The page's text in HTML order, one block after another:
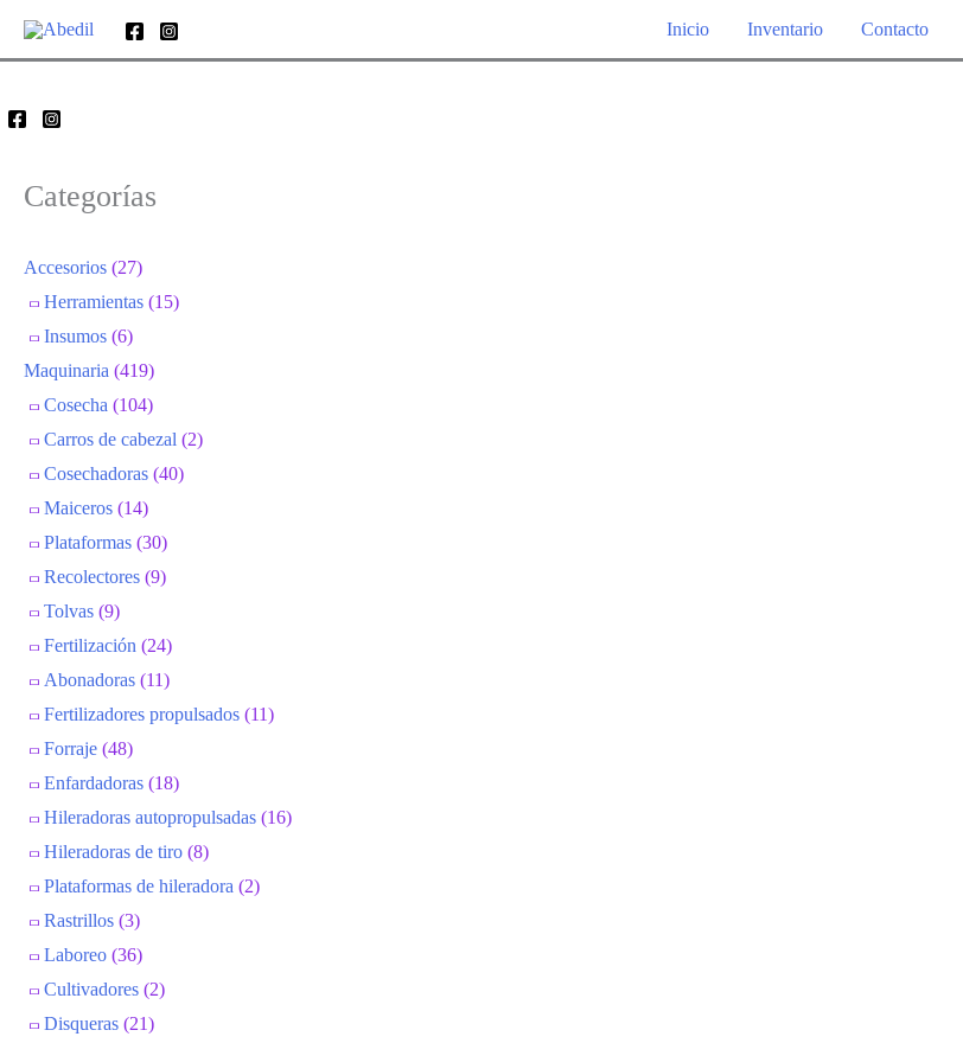
Inicio Inventario Contacto
Categorías
Accesorios (27)
Herramientas (15)
Insumos (6)
Maquinaria (419)
Cosecha (104)
Carros de cabezal (2)
Cosechadoras (40)
Maiceros (14)
Plataformas (30)
Recolectores (9)
Tolvas (9)
Fertilización (24)
Abonadoras (11)
Fertilizadores propulsados (11)
Forraje (48)
Enfardadoras (18)
Hileradoras autopropulsadas (16)
Hileradoras de tiro (8)
Plataformas de hileradora (2)
Rastrillos (3)
Laboreo (36)
Cultivadores (2)
Disqueras (21)